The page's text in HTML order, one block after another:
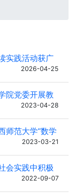
实践活动获广
2026-04-25
院党委开展教
2023-04-28
师范大学“数学
2023-03-21
会实践中积极
2022-09-07